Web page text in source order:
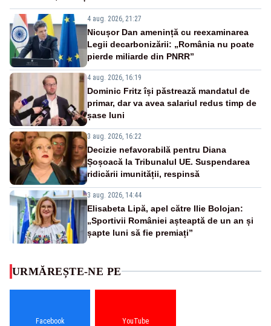
4 aug. 2026, 21:27
Nicușor Dan amenință cu reexaminarea
Legii decarbonizării: „România nu poate
pierde miliarde din PNRR”
4 aug. 2026, 16:19
Dominic Fritz își păstrează mandatul de
primar, dar va avea salariul redus timp de
șase luni
3 aug. 2026, 16:22
Decizie nefavorabilă pentru Diana
Șoșoacă la Tribunalul UE. Suspendarea
ridicării imunității, respinsă
3 aug. 2026, 14:44
Elisabeta Lipă, apel către Ilie Bolojan:
„Sportivii României așteaptă de un an și
șapte luni să fie premiați”
URMĂREȘTE-NE PE
Facebook YouTube